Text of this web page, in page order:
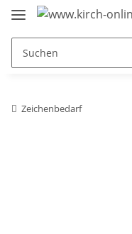
Zeichenbedarf